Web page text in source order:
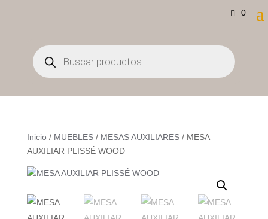
0
Búsqueda
de
productos
Inicio/ MUEBLES/ MESAS AUXILIARES/ MESA
AUXILIAR PLISSÉ WOOD